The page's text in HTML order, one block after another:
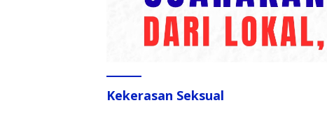
Kekerasan Seksual